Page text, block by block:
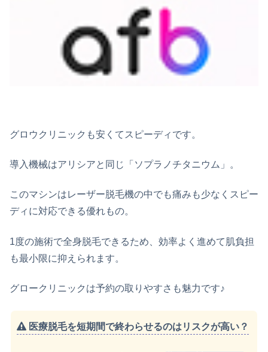
グロウクリニックも安くてスピーディです。
導入機械はアリシアと同じ「ソプラノチタニウム」。
このマシンはレーザー脱毛機の中でも痛みも少なくスピー
ディに対応できる優れもの。
1度の施術で全身脱毛できるため、効率よく進めて肌負担
も最小限に抑えられます。
グロークリニックは予約の取りやすさも魅力です♪
医療脱毛を短期間で終わらせるのはリスクが高い？